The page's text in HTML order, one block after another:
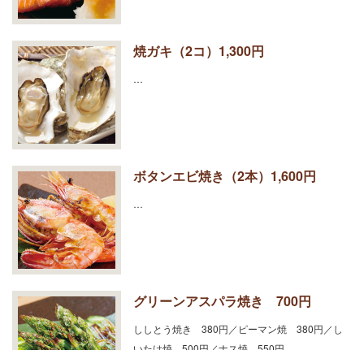
焼ガキ（2コ）1,300円
…
ボタンエビ焼き（2本）1,600円
…
グリーンアスパラ焼き 700円
ししとう焼き 380円／ピーマン焼 380円／し